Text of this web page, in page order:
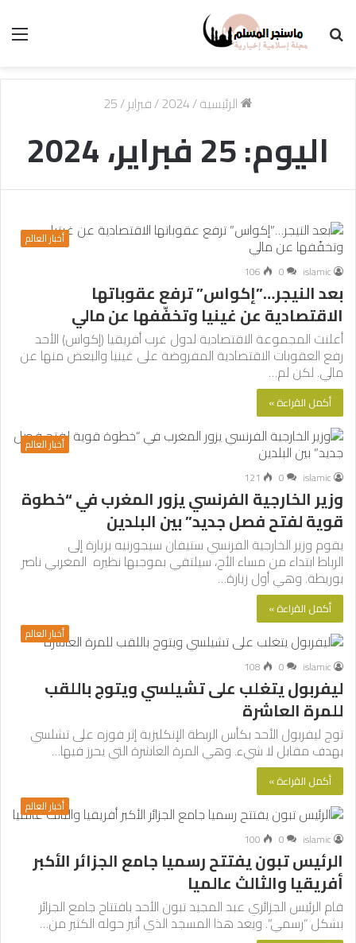
الرئيسية/
2024
/فبراير/
25
اليوم:25 فبراير، 2024
أخبار العالم
islamic
0
106
بعد النيجر…”إكواس” ترفع عقوباتها
الاقتصادية عن غينيا وتخفّفها عن مالي
أعلنت المجموعة الاقتصادية لدول غرب أفريقيا (إكواس) الأحد
رفع العقوبات الاقتصادية المفروضة على غينيا والبعض منها عن
مالي. لكن لم…
أكمل القراءة »
أخبار العالم
islamic
0
121
وزير الخارجية الفرنسي يزور المغرب في “خطوة
قوية لفتح فصل جديد” بين البلدين
يقوم وزير الخارجية الفرنسي ستيفان سيجورنيه بزيارة إلى
الرباط ابتداء من مساء الأح، سيلتقي بموجبها نظيره المغربي ناصر
بوريطة. وهي أول زيارة…
أكمل القراءة »
أخبار العالم
islamic
0
108
ليفربول يتغلب على تشيلسي ويتوج باللقب
للمرة العاشرة
توج ليفربول الأحد بكأس الربطة الإنكليزية إثر فوزه على تشلسي
بهدف مقابل لا شيء. وهي المرة العاشرة التي يحرز فيها…
أكمل القراءة »
أخبار العالم
islamic
0
100
الرئيس تبون يفتتح رسميا جامع الجزائر الأكبر
أفريقيا والثالث عالميا
قام الرئيس الجزائري عبد المجيد تبون الأحد بافتتاح جامع الجزائر
بشكل “رسمي”. ويعد هذا المسجد الذي أثير حوله الكثير من…